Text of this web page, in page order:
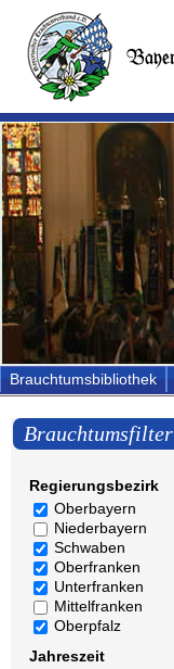
Brauchtumsbibliothek
Brauchtumsfilter
Regierungsbezirk
Oberbayern
Niederbayern
Schwaben
Oberfranken
Unterfranken
Mittelfranken
Oberpfalz
Jahreszeit